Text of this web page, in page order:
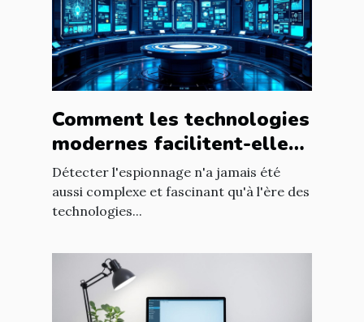
Comment les technologies
modernes facilitent-elles
la détection d'espionnage
?
Détecter l'espionnage n'a jamais été
aussi complexe et fascinant qu'à l'ère des
technologies...